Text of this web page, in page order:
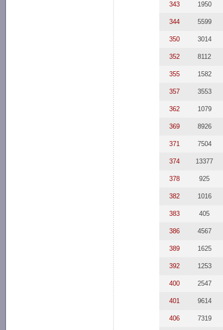
343 1950
344 5599
350 3014
352 8112
355 1582
357 3553
362 1079
369 8926
371 7504
374 13377
378 925
382 1016
383 405
386 4567
389 1625
392 1253
400 2547
401 9614
406 7319